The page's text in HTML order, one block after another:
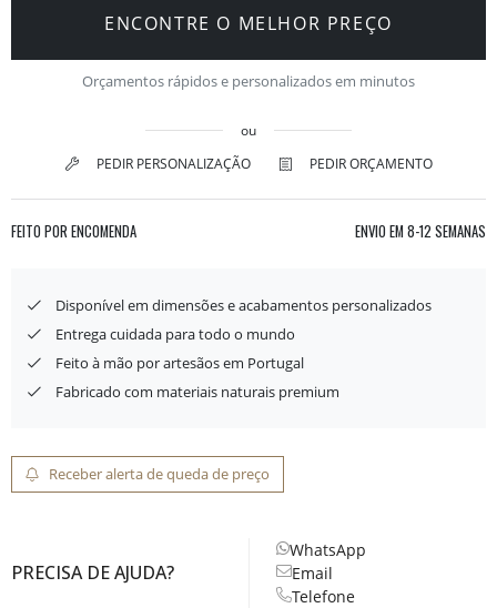
ENCONTRE O MELHOR PREÇO
Orçamentos rápidos e personalizados em minutos
ou
PEDIR PERSONALIZAÇÃO
PEDIR ORÇAMENTO
FEITO POR ENCOMENDA ENVIO EM 8-12 SEMANAS
Disponível em dimensões e acabamentos personalizados
Entrega cuidada para todo o mundo
Feito à mão por artesãos em Portugal
Fabricado com materiais naturais premium
Receber alerta de queda de preço
PRECISA DE AJUDA?
WhatsApp
Email
Telefone